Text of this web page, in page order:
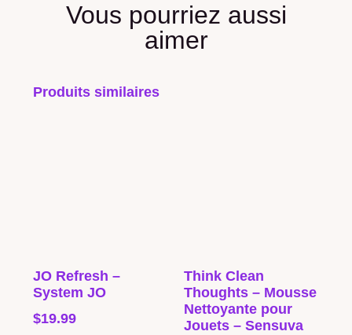
Vous pourriez aussi
aimer
Produits similaires
JO Refresh –
System JO
$19.99
Think Clean
Thoughts – Mousse
Nettoyante pour
Jouets – Sensuva